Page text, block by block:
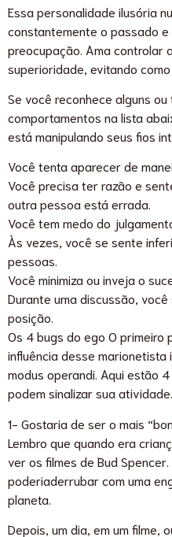
Essa personalidade ilusória
constantemente o passado
preocupação. Ama controlar
superioridade, evitando
Se você reconhece alguns
comportamentos na lista
está manipulando seus fios
Você tenta aparecer de
Você precisa ter razão e
outra pessoa está errada.
Você tem medo do
Às vezes, você se sente
pessoas.
Você minimiza ou inveja o
Durante uma discussão,
posição.
Os 4 bugs do ego O
influência desse
modus operandi. Aqui estão
podem sinalizar sua atividade.
1- Gostaria de ser o mais
Lembro que quando era
ver os filmes de Bud
poderiaderrubar com uma
planeta.
Depois, um dia, em um filme,